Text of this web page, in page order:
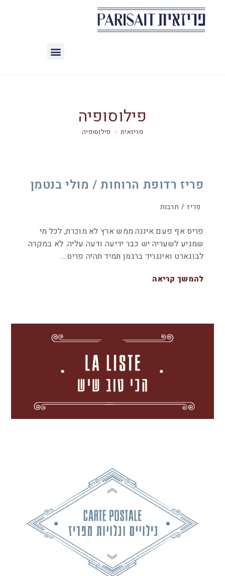
פילוסופיה
> פילוסופיה
פריז רדופת הרוחות / מולי בנטמן
פריז / תרבות
פריס אף פעם איננה ממש ארץ לא מוכרת, לכל מי
שמגיע לשעריה יש כבר ידיעה ודעה עליה. לא במקרה
לבוגארט ואינגריד ברגמן תמיד תהיה פריס.…
להמשך קריאה